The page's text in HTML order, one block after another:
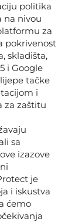
politika
na nivou
za
pokrivenost
skladišta,
i Google
tačke
i
za zaštitu
sa
izazove
je
i iskustva
ćemo